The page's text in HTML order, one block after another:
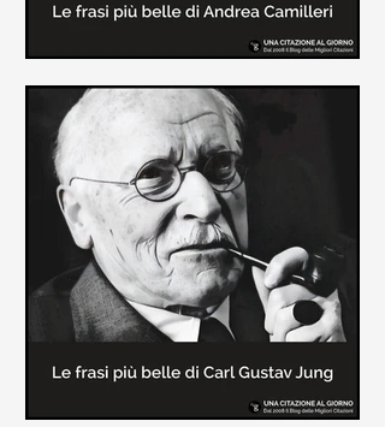
Le frasi più belle di Andrea
Camilleri
In questa sezione sono raccolte le
frasi più belle di Andrea Camilleri, il
creatore dei libri sulle vicende del
Commissario Montalbano